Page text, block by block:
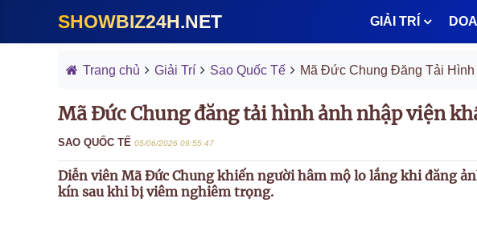
SHOWBIZ24H.NET GIẢI TRÍ
Trang chủ Giải Trí Sao Quốc Tế Mã Đức Chung Đăng Tải
Mã Đức Chung đăng tải hình ảnh nhập viện
SAO QUỐC TẾ 05/06/2026 09:55:47
Diễn viên Mã Đức Chung khiến người hâm mộ lo lắng khi đăng
kín sau khi bị viêm nghiêm trọng.